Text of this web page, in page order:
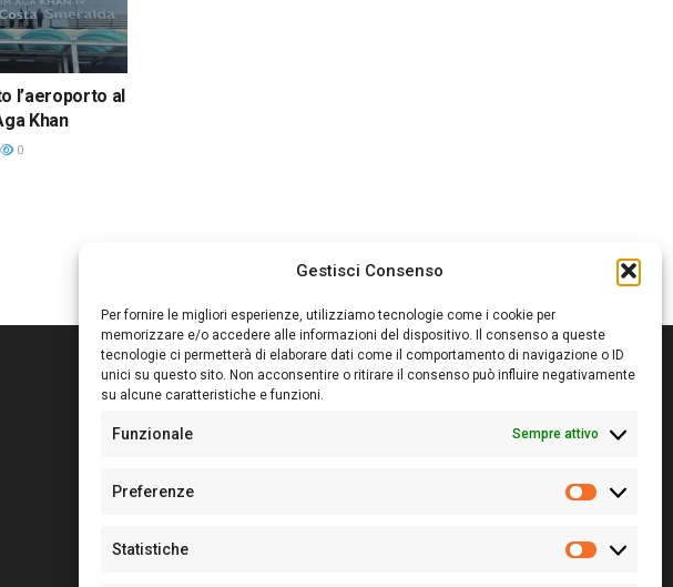
Gestisci Consenso
Per fornire le migliori esperienze, utilizziamo tecnologie come i cookie per
memorizzare e/o accedere alle informazioni del dispositivo. Il consenso a queste
tecnologie ci permetterà di elaborare dati come il comportamento di navigazione o ID
unici su questo sito. Non acconsentire o ritirare il consenso può influire negativamente
su alcune caratteristiche e funzioni.
Funzionale Sempre attivo
Preferenze
Statistiche
Statistiche
l’aeroporto al
Khan
0
Editore:Giampaolo Cirronis Ditta individuale
Sede:
N° di iscrizione al ROC:
N° 128/2020 del 10/02/2020